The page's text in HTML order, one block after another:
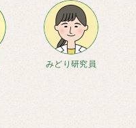
みどり研究員